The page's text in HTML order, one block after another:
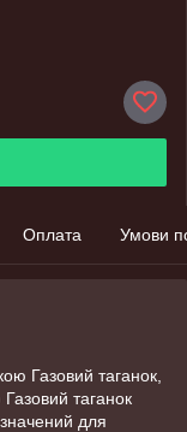
Оплата Умови
Газовий таганок,
таганок
для